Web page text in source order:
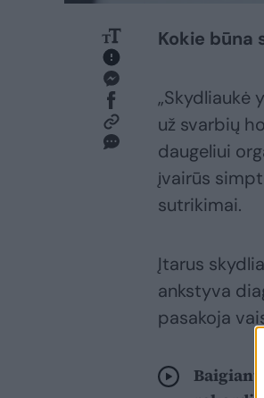
Kokie būna
„Skydliaukė
už svarbių
daugeliui
įvairūs
sutrikimai.
Įtarus
ankstyva
pasakoja